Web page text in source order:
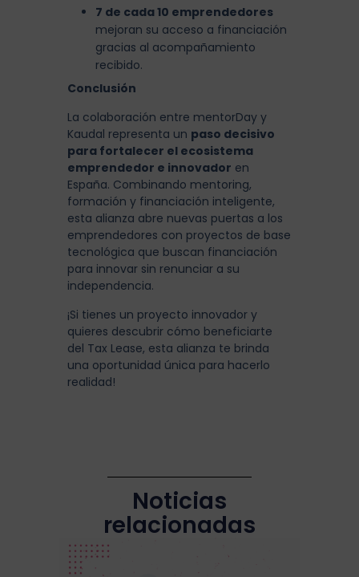
7 de cada 10 emprendedores
mejoran su acceso a financiación
gracias al acompañamiento
recibido.
Conclusión
La colaboración entre mentorDay y
Kaudal representa un paso decisivo
para fortalecer el ecosistema
emprendedor e innovador en
España. Combinando mentoring,
formación y financiación inteligente,
esta alianza abre nuevas puertas a los
emprendedores con proyectos de base
tecnológica que buscan financiación
para innovar sin renunciar a su
independencia.
¡Si tienes un proyecto innovador y
quieres descubrir cómo beneficiarte
del Tax Lease, esta alianza te brinda
una oportunidad única para hacerlo
realidad!
Noticias
relacionadas